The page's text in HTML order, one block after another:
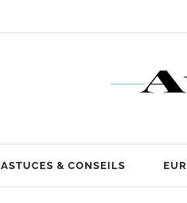
ASTUCES & CONSEILS